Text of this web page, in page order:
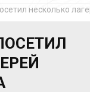
несколько